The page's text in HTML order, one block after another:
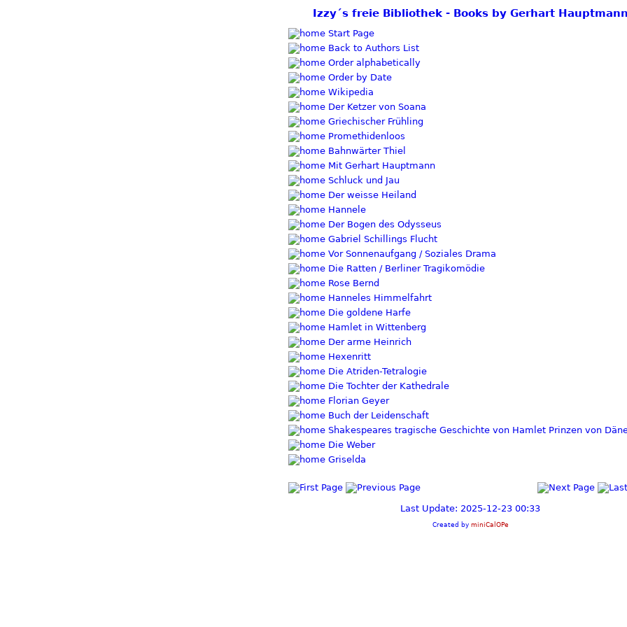
Izzy´s freie Bibliothek - Books by Gerhart Hauptmann
Start Page
Back to Authors List
Order alphabetically
Order by Date
Wikipedia
Der Ketzer von Soana
Griechischer Frühling
Promethidenloos
Bahnwärter Thiel
Mit Gerhart Hauptmann
Schluck und Jau
Der weisse Heiland
Hannele
Der Bogen des Odysseus
Gabriel Schillings Flucht
Vor Sonnenaufgang / Soziales Drama
Die Ratten / Berliner Tragikomödie
Rose Bernd
Hanneles Himmelfahrt
Die goldene Harfe
Hamlet in Wittenberg
Der arme Heinrich
Hexenritt
Die Atriden-Tetralogie
Die Tochter der Kathedrale
Florian Geyer
Buch der Leidenschaft
Shakespeares tragische Geschichte von Hamlet Prinzen von
Die Weber
Griselda
Last Update: 2025-12-23 00:33
Created by miniCalOPe